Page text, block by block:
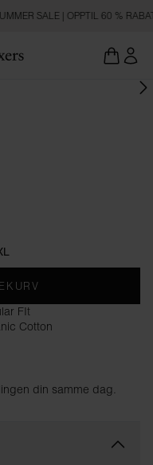
SALE | OPPTIL 60 %
FIt
Cotton
din samme dag.